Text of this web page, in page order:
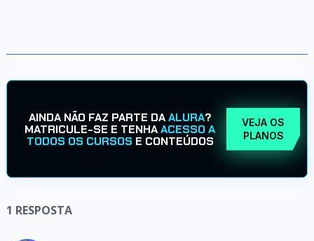
AINDA NÃO FAZ PARTE DAALURA?
MATRICULE-SE E TENHAACESSO A
TODOS OS CURSOS E CONTEÚDOS
VEJA OS
PLANOS
1 RESPOSTA